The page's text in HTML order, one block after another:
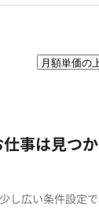
事は見つ
し広い条件設定